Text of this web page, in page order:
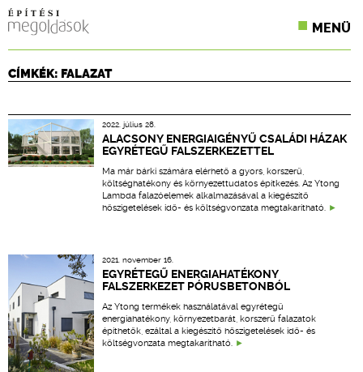
MENÜ
CPR TERMÉKKIÍRÁS
ÉPÍTÉSI JOG
ONLINE KÉPZÉSEK
CÍMKÉK: FALAZAT
2022. július 28.
ALACSONY ENERGIAIGÉNYŰ CSALÁDI HÁZAK
EGYRÉTEGŰ FALSZERKEZETTEL
Ma már bárki számára elérhető a gyors, korszerű,
költséghatékony és környezettudatos építkezés. Az Ytong
Lambda falazóelemek alkalmazásával a kiegészítő
hőszigetelések idő- és költségvonzata megtakarítható.
2021. november 16.
EGYRÉTEGŰ ENERGIAHATÉKONY
FALSZERKEZET PÓRUSBETONBÓL
Az Ytong termékek használatával egyrétegű
energiahatékony, környezetbarát, korszerű falazatok
építhetők, ezáltal a kiegészítő hőszigetelések idő- és
költségvonzata megtakarítható.